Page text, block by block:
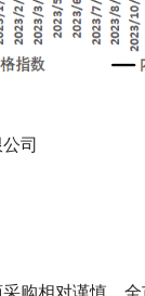
司
购相对谨慎，